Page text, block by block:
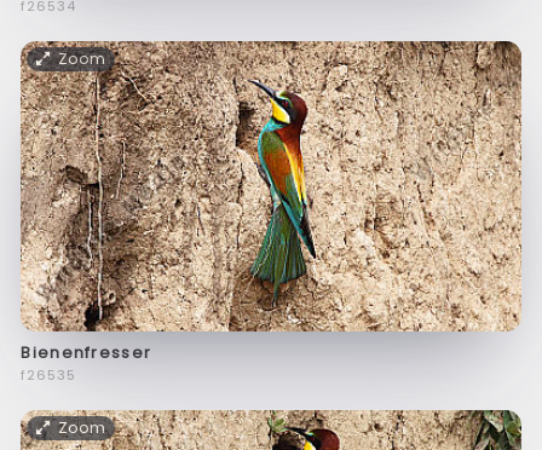
f26534
Zoom
Bienenfresser
f26535
Zoom